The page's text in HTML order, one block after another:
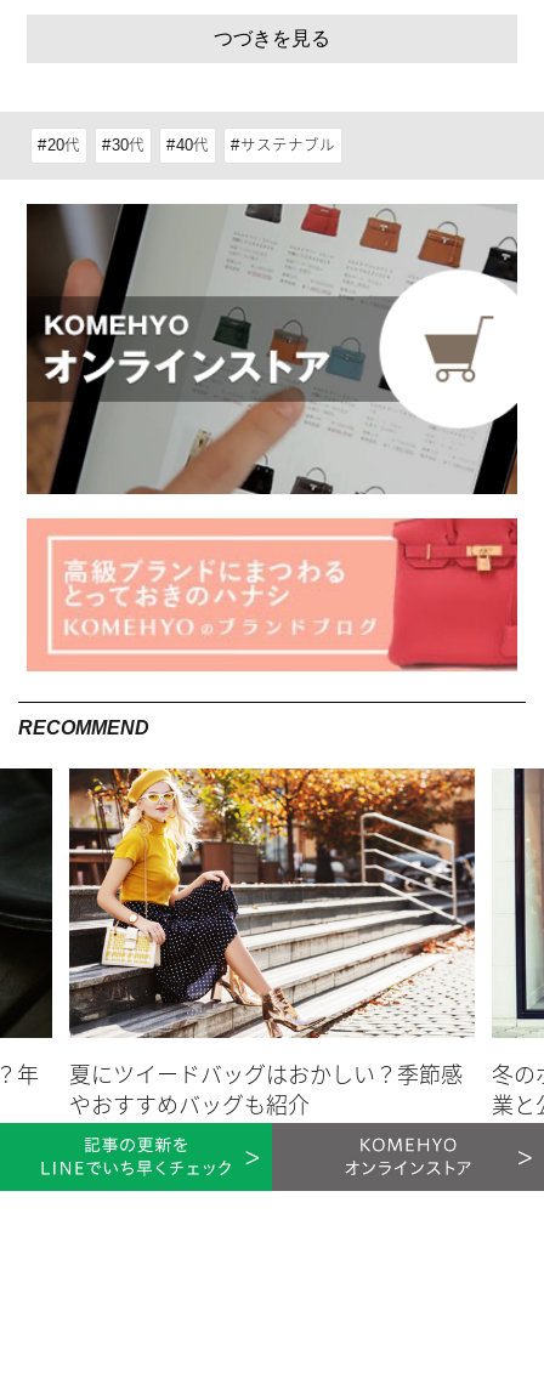
日本の取り組み
ファッション業界が抱えるネットゼロの問題と取り組み
ファッション業界の取り組み
カーボンニュートラルに取り組むファッションブランド
グッチ（GUCCI）
バーバリー（BURBERRY）
ネットゼロへの取り組みを行うファッション業界を意識
してみよう
ネットゼロとは
出典 : shutterstock
ネットゼロとは、温室効果ガスの排出が正味ゼロという意味を
持ちます。ここでは、ネットゼロについて解説するとともに、
課題や似た意味を持つカーボンニュートラルについて紹介しま
温室効果ガスの排出量を正味ゼロにすること
どの吸収量を差し引いて正味ゼロにするという意味です。この
ど、すべての排出ガスが含まれています。このネットゼロは新し
い温暖化対策として、2015年のパリ協定で採択されました。
ネットゼロの課題
パリ協定で決められた温暖化対策で、世界共通の目標が定めら
れました。具体的には、産業革命以前に比べて世界の平均気温
上昇を2℃より十分低く保ち、1.5℃以内に抑える努力をするこ
とが挙げられます。これは、世界の温室効果ガス排出量をでき
るかぎり早くピークアウトし、21世紀後半までに温室効果ガス
排出量と吸収量のバランスをとることを示しています。
各国の政府が2050年までに炭素排出量をネットゼロにするとい
う目標達成に向けて、気候変動の課題に立ち向かっています。
つづきを見る
20代 30代 40代 サステナブル
RECOMMEND
年
夏にツイードバッグはおかしい？季節感
やおすすめバッグも紹介
バッグ 2024.06.26
冬の
業と
財布